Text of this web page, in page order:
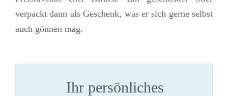
verpackt dann als Geschenk, was er sich gerne selbst
auch gönnen mag.
Ihr persönliches